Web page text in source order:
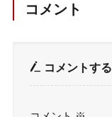
コメント
コメントする